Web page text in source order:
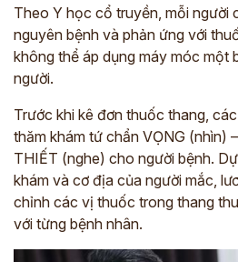
Theo Y học cổ truyền, mỗi người
nguyên bệnh và phản ứng với
không thể áp dụng máy móc một
người.
Trước khi kê đơn thuốc thang,
thăm khám tứ chẩn VỌNG (nhìn)
THIẾT (nghe) cho người bệnh.
khám và cơ địa của người mắc,
chỉnh các vị thuốc trong thang
với từng bệnh nhân.